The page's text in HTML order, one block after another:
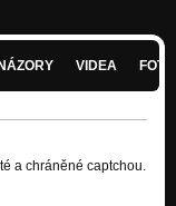
VIDEA
a chráněné captchou.